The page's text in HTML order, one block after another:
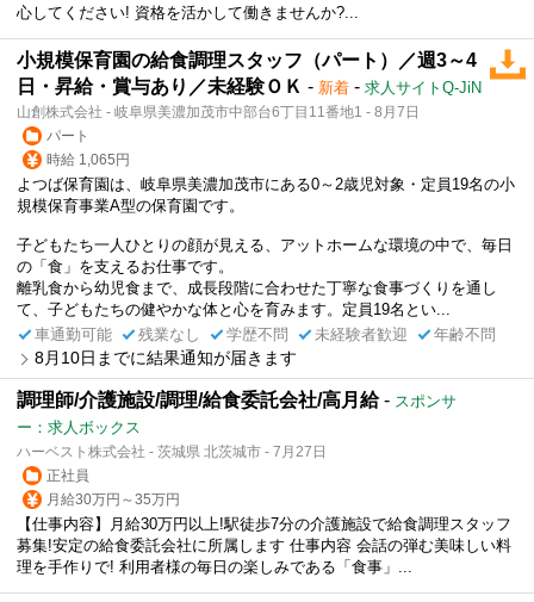
心してください! 資格を活かして働きませんか?...
小規模保育園の給食調理スタッフ（パート）／週3～4
日・昇給・賞与あり／未経験ＯＫ - 新着 - 求人サイトQ-JiN
山創株式会社 - 岐阜県美濃加茂市中部台6丁目11番地1 - 8月7日
パート
時給 1,065円
よつば保育園は、岐阜県美濃加茂市にある0～2歳児対象・定員19名の小
規模保育事業A型の保育園です。
子どもたち一人ひとりの顔が見える、アットホームな環境の中で、毎日
の「食」を支えるお仕事です。
離乳食から幼児食まで、成長段階に合わせた丁寧な食事づくりを通し
て、子どもたちの健やかな体と心を育みます。定員19名とい...
車通勤可能
残業なし 学歴不問 未経験者歓迎 年齢不問
8月10日までに結果通知が届きます
調理師/介護施設/調理/給食委託会社/高月給- スポンサ
ー：求人ボックス
ハーベスト株式会社 - 茨城県 北茨城市 - 7月27日
正社員
月給30万円～35万円
【仕事内容】月給30万円以上!駅徒歩7分の介護施設で給食調理スタッフ
募集!安定の給食委託会社に所属します 仕事内容 会話の弾む美味しい料
理を手作りで! 利用者様の毎日の楽しみである「食事」...